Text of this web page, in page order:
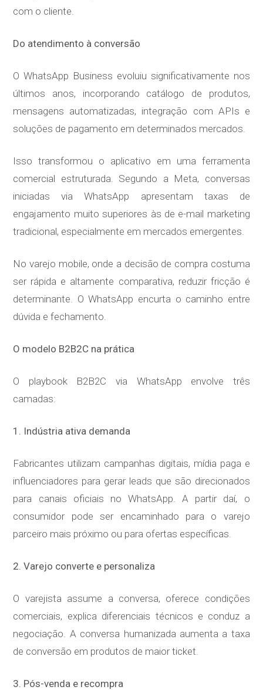
com o cliente.
Do atendimento à conversão
O WhatsApp Business evoluiu significativamente nos
últimos anos, incorporando catálogo de produtos,
mensagens automatizadas, integração com APIs e
soluções de pagamento em determinados mercados.
Isso transformou o aplicativo em uma ferramenta
comercial estruturada. Segundo a Meta, conversas
iniciadas via WhatsApp apresentam taxas de
engajamento muito superiores às de e-mail marketing
tradicional, especialmente em mercados emergentes.
No varejo mobile, onde a decisão de compra costuma
ser rápida e altamente comparativa, reduzir fricção é
determinante. O WhatsApp encurta o caminho entre
dúvida e fechamento.
O modelo B2B2C na prática
O playbook B2B2C via WhatsApp envolve três
camadas:
1. Indústria ativa demanda
Fabricantes utilizam campanhas digitais, mídia paga e
influenciadores para gerar leads que são direcionados
para canais oficiais no WhatsApp. A partir daí, o
consumidor pode ser encaminhado para o varejo
parceiro mais próximo ou para ofertas específicas.
2. Varejo converte e personaliza
O varejista assume a conversa, oferece condições
comerciais, explica diferenciais técnicos e conduz a
negociação. A conversa humanizada aumenta a taxa
de conversão em produtos de maior ticket.
3. Pós-venda e recompra